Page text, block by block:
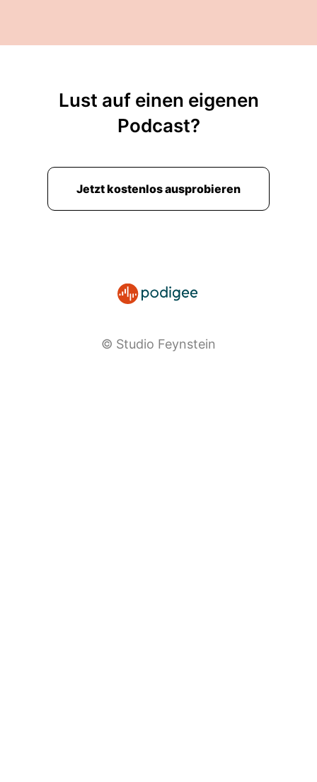
Lust auf einen eigenen
Podcast?
Jetzt kostenlos ausprobieren
© Studio Feynstein